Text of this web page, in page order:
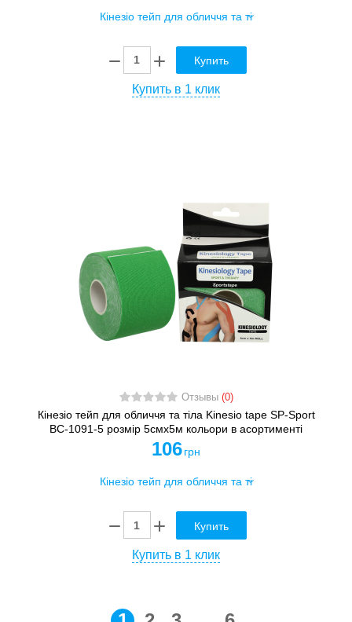
Купить
Купить в 1 клик
Отзывы (0)
Кінезіо тейп для обличчя та тіла Kinesio tape SP-Sport
BC-1091-5 розмір 5смх5м кольори в асортименті
106 грн
Купить
Купить в 1 клик